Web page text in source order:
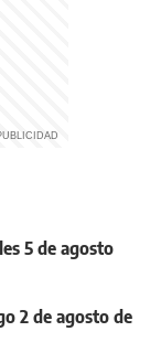
5 de agosto
2 de agosto de